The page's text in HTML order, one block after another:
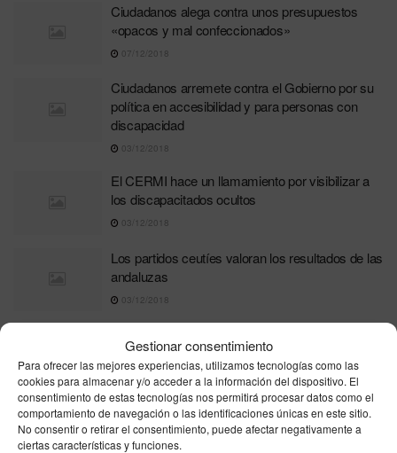
Gestionar consentimiento
Para ofrecer las mejores experiencias, utilizamos tecnologías como las
cookies para almacenar y/o acceder a la información del dispositivo. El
consentimiento de estas tecnologías nos permitirá procesar datos como el
comportamiento de navegación o las identificaciones únicas en este sitio.
No consentir o retirar el consentimiento, puede afectar negativamente a
ciertas características y funciones.
Ciudadanos alega contra unos presupuestos
«opacos y mal confeccionados»
07/12/2018
Ciudadanos arremete contra el Gobierno por su
política en accesibilidad y para personas con
discapacidad
03/12/2018
El CERMI hace un llamamiento por visibilizar a
los discapacitados ocultos
03/12/2018
Los partidos ceutíes valoran los resultados de las
andaluzas
03/12/2018
debate
01/12/2018
Las Murallas Meriníes lienzo callejero
16/11/2018